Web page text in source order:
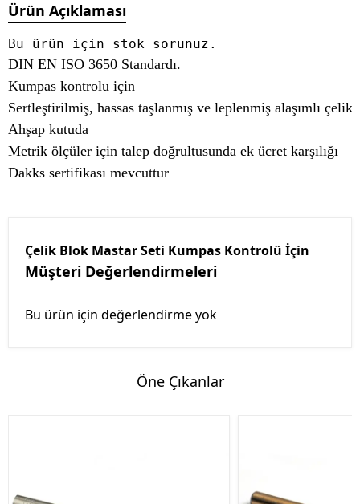
Ürün Açıklaması
Bu ürün için stok sorunuz.
DIN EN ISO 3650 Standardı.
Kumpas kontrolu için
Sertleştirilmiş, hassas taşlanmış ve leplenmiş alaşımlı çelik
Ahşap kutuda
Metrik ölçüler için talep doğrultusunda ek ücret karşılığı
Dakks sertifikası mevcuttur
Çelik Blok Mastar Seti Kumpas Kontrolü İçin
Müşteri Değerlendirmeleri
Bu ürün için değerlendirme yok
Öne Çıkanlar